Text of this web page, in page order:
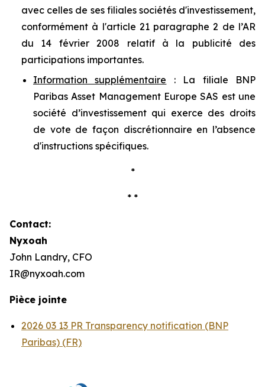
avec celles de ses filiales sociétés d'investissement,
conformément à l'article 21 paragraphe 2 de l’AR
du 14 février 2008 relatif à la publicité des
participations importantes.
Information supplémentaire : La filiale BNP
Paribas Asset Management Europe SAS est une
société d’investissement qui exerce des droits
de vote de façon discrétionnaire en l’absence
d'instructions spécifiques.
*
* *
Contact:
Nyxoah
John Landry, CFO
IR@nyxoah.com
Pièce jointe
2026 03 13 PR Transparency notification (BNP
Paribas) (FR)